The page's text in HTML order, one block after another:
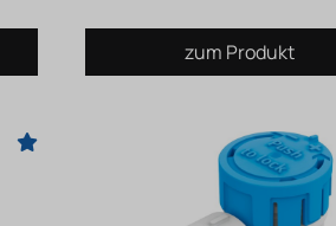
zum Produkt